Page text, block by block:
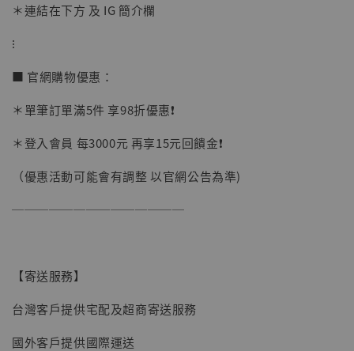
＊連結在下方 及 IG 簡介欄
⁝
■ 官網購物優惠：
＊單筆訂單滿5件 享98折優惠❗️
＊登入會員 每3000元 再享15元回饋金❗️
（優惠活動可能會有調整 以官網公告為準)
──────────────
【寄送服務】
台灣客戶提供宅配及超商寄送服務
國外客戶提供國際運送